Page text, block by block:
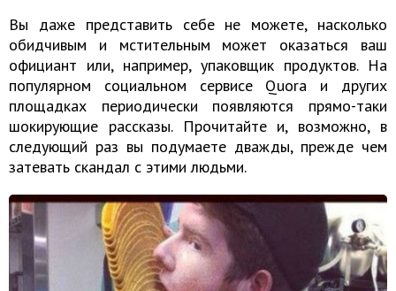
Вы даже представить себе не можете, насколько
обидчивым и мстительным может оказаться ваш
официант или, например, упаковщик продуктов. На
популярном социальном сервисе Quora и других
площадках периодически появляются прямо-таки
шокирующие рассказы. Прочитайте и, возможно, в
следующий раз вы подумаете дважды, прежде чем
затевать скандал с этими людьми.